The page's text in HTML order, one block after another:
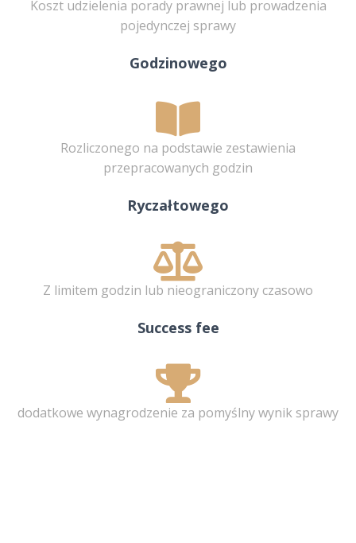
Koszt udzielenia porady prawnej lub prowadzenia
pojedynczej sprawy
Godzinowego
Rozliczonego na podstawie zestawienia
przepracowanych godzin
Ryczałtowego
Z limitem godzin lub nieograniczony czasowo
Success fee
dodatkowe wynagrodzenie za pomyślny wynik sprawy